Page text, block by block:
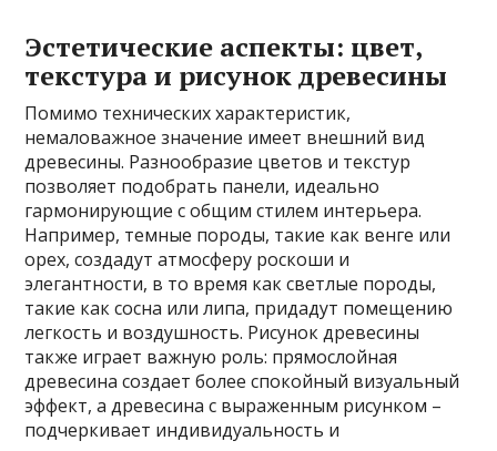
Эстетические аспекты: цвет,
текстура и рисунок древесины
Помимо технических характеристик,
немаловажное значение имеет внешний вид
древесины. Разнообразие цветов и текстур
позволяет подобрать панели, идеально
гармонирующие с общим стилем интерьера.
Например, темные породы, такие как венге или
орех, создадут атмосферу роскоши и
элегантности, в то время как светлые породы,
такие как сосна или липа, придадут помещению
легкость и воздушность. Рисунок древесины
также играет важную роль: прямослойная
древесина создает более спокойный визуальный
эффект, а древесина с выраженным рисунком –
подчеркивает индивидуальность и